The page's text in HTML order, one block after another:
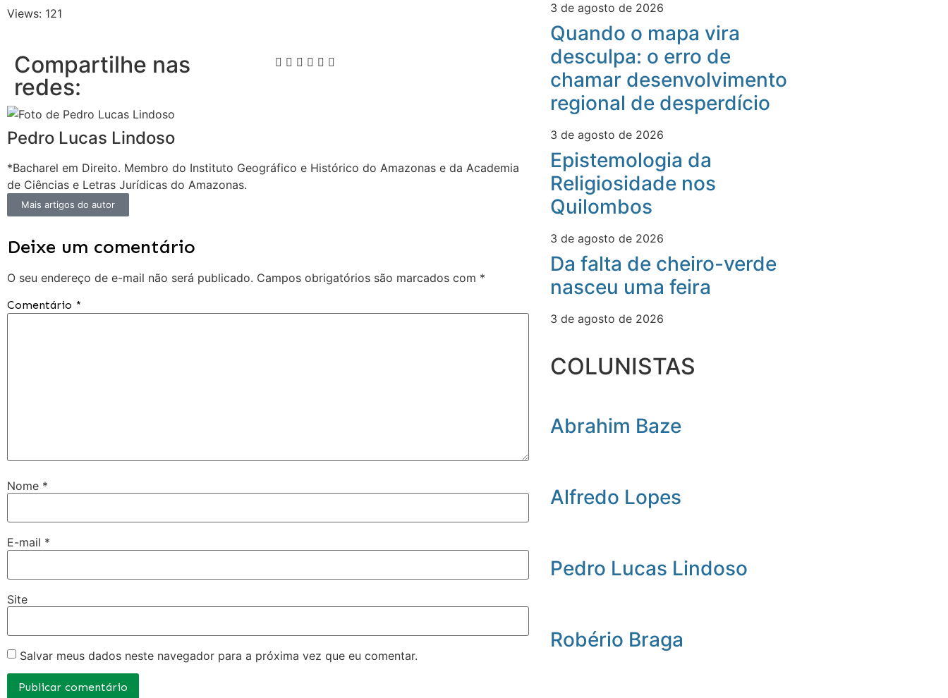
Views: 121
Compartilhe nas
redes:
Pedro Lucas Lindoso
*Bacharel em Direito. Membro do Instituto Geográfico e Histórico do Amazonas e da Academia
de Ciências e Letras Jurídicas do Amazonas.
Mais artigos do autor
Deixe um comentário
O seu endereço de e-mail não será publicado. Campos obrigatórios são marcados com *
Comentário *
Nome *
E-mail *
Site
Salvar meus dados neste navegador para a próxima vez que eu comentar.
3 de agosto de 2026
Quando o mapa vira
desculpa: o erro de
chamar desenvolvimento
regional de desperdício
3 de agosto de 2026
Epistemologia da
Religiosidade nos
Quilombos
3 de agosto de 2026
Da falta de cheiro-verde
nasceu uma feira
3 de agosto de 2026
COLUNISTAS
Abrahim Baze
Alfredo Lopes
Pedro Lucas Lindoso
Robério Braga